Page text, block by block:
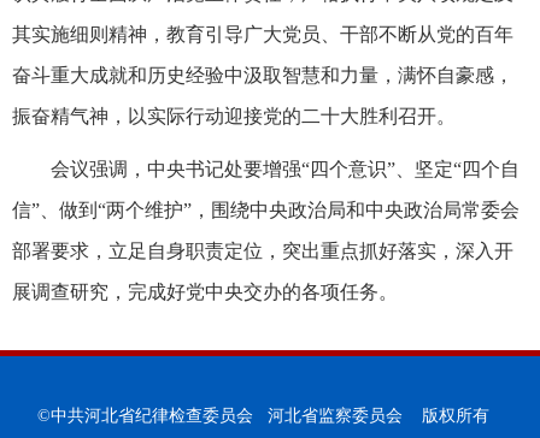
其实施细则精神，教育引导广大党员、干部不断从党的百年
奋斗重大成就和历史经验中汲取智慧和力量，满怀自豪感，
振奋精气神，以实际行动迎接党的二十大胜利召开。
会议强调，中央书记处要增强“四个意识”、坚定“四个自
信”、做到“两个维护”，围绕中央政治局和中央政治局常委会
部署要求，立足自身职责定位，突出重点抓好落实，深入开
展调查研究，完成好党中央交办的各项任务。
©中共河北省纪律检查委员会 河北省监察委员会 版权所有